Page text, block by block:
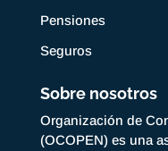
Pensiones
Seguros
Sobre nosotros
Organización de
(OCOPEN) es una